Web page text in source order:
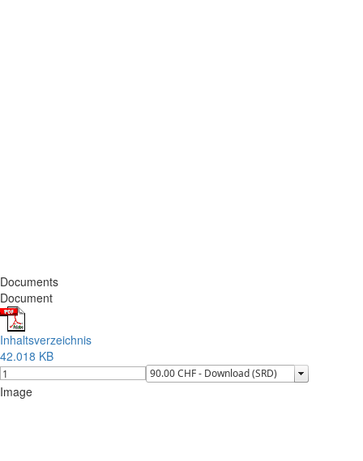
Documents
Document
Inhaltsverzeichnis
42.018 KB
Image